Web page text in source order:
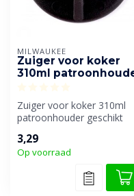
MILWAUKEE
Zuiger voor koker
310ml
Zuiger voor koker 310ml
patroonhouder geschikt
3,29
Op voorraad